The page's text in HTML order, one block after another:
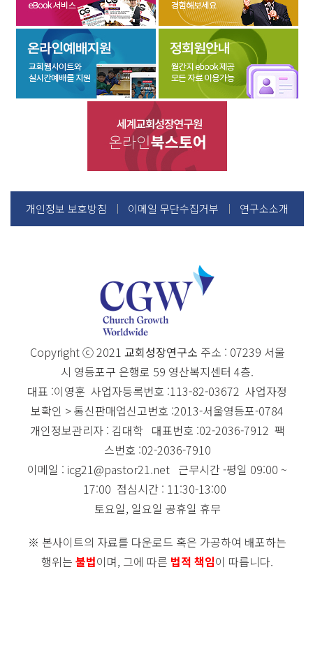
개인정보 보호방침 이메일 무단수집거부 연구소소개
Copyright ⓒ 2021 교회성장연구소 주소 : 07239 서울
시 영등포구 은행로 59 영산복지센터 4층.
대표 :이영훈 사업자등록번호 :113-82-03672 사업자정
보확인 > 통신판매업신고번호 :2013-서울영등포-0784
개인정보관리자 : 김대학 대표번호 :02-2036-7912 팩
스번호 :02-2036-7910
이메일 : icg21@pastor21.net 근무시간 -평일 09:00 ~
17:00 점심시간 : 11:30-13:00
토요일, 일요일 공휴일 휴무
※ 본사이트의 자료를 다운로드 혹은 가공하여 배포하는
행위는 불법이며, 그에 따른 법적 책임이 따릅니다.